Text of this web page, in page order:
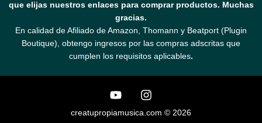
que elijas nuestros enlaces para comprar productos. Muchas
gracias.
En calidad de Afiliado de Amazon, Thomann y Beatport (Plugin
Boutique), obtengo ingresos por las compras adscritas que
cumplen los requisitos aplicables.
creatupropiamusica.com © 2026